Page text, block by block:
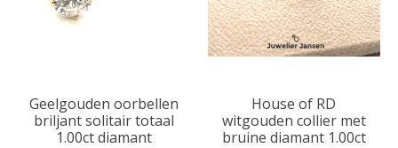
Geelgouden oorbellen
briljant solitair totaal
1.00ct diamant
House of RD
witgouden collier met
bruine diamant 1.00ct